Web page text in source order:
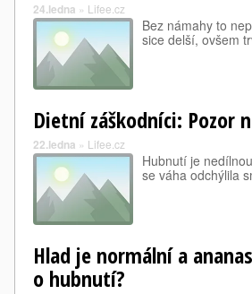
24.ledna » Lifee.cz
Bez námahy to
sice delší, ovšem
Dietní záškodníci: Pozor
22.ledna » Lifee.cz
Hubnutí je
se váha odchýlila
Hlad je normální a
o hubnutí?